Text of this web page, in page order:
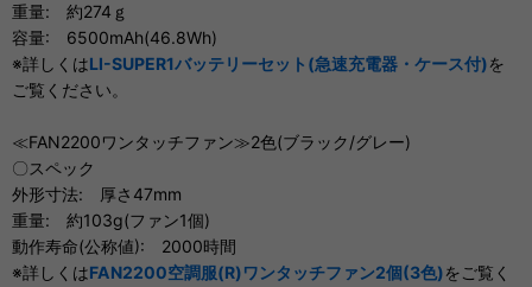
重量: 約274ｇ
容量: 6500mAh(46.8Wh)
※詳しくはLI-SUPER1バッテリーセット(急速充電器・ケース付)を
ご覧ください。
≪FAN2200ワンタッチファン≫2色(ブラック/グレー)
〇スペック
外形寸法: 厚さ47mm
重量: 約103g(ファン1個)
動作寿命(公称値): 2000時間
※詳しくはFAN2200空調服(R)ワンタッチファン2個(3色)をご覧く